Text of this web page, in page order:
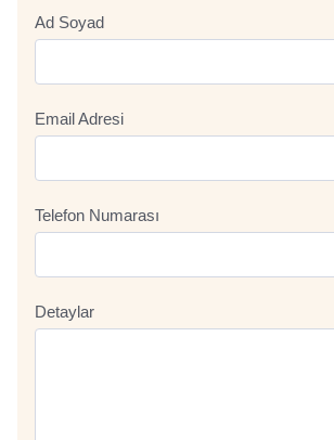
Ad Soyad
Email Adresi
Telefon Numarası
Detaylar